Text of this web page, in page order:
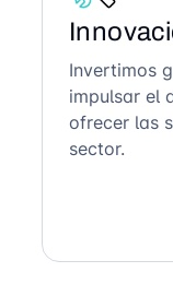
Invertimos
impulsar el
ofrecer las
sector.